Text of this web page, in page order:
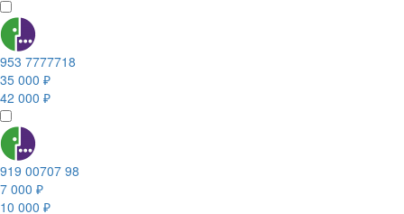
953 7777718
35 000 ₽
42 000 ₽
919 00707 98
7 000 ₽
10 000 ₽